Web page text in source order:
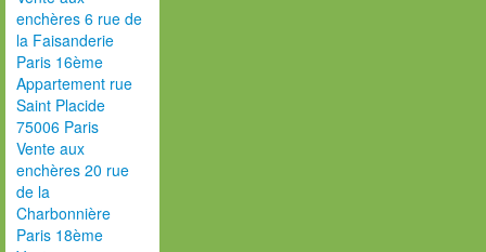
enchères 6 rue de
la Faisanderie
Paris 16ème
Appartement rue
Saint Placide
75006 Paris
Vente aux
enchères 20 rue
de la
Charbonnière
Paris 18ème